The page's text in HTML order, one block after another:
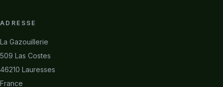
ADRESSE
La Gazouillerie
509 Las Costes
46210 Lauresses
France